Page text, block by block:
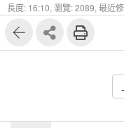
長度: 16:10, 瀏覽: 2089, 最近